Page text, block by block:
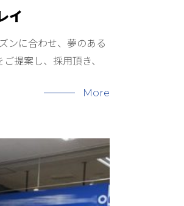
イ
ンに合わせ、夢のある
提案し、採用頂き、
More